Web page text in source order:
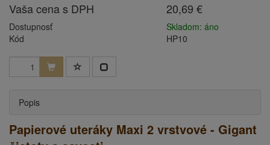
Vaša cena s DPH
20,69 €
Dostupnosť
Skladom: áno
Kód
HP10
Popis
Papierové uteráky Maxi 2 vrstvové - Gigant